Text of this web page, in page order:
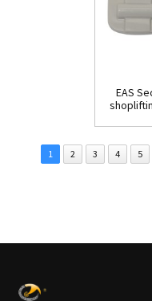
EAS
1 2 3 4 5